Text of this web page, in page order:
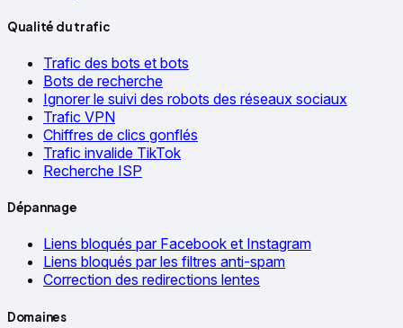
Qualité du trafic
Trafic des bots et bots
Bots de recherche
Ignorer le suivi des robots des réseaux sociaux
Trafic VPN
Chiffres de clics gonflés
Trafic invalide TikTok
Recherche ISP
Dépannage
Liens bloqués par Facebook et Instagram
Liens bloqués par les filtres anti-spam
Correction des redirections lentes
Domaines